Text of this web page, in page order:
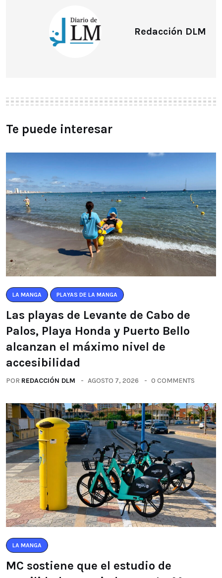
Redacción DLM
Te puede interesar
LA MANGA PLAYAS DE LA MANGA
Las playas de Levante de Cabo de
Palos, Playa Honda y Puerto Bello
alcanzan el máximo nivel de
accesibilidad
POR REDACCIÓN DLM AGOSTO 7, 2026 0 COMMENTS
LA MANGA
MC sostiene que el estudio de